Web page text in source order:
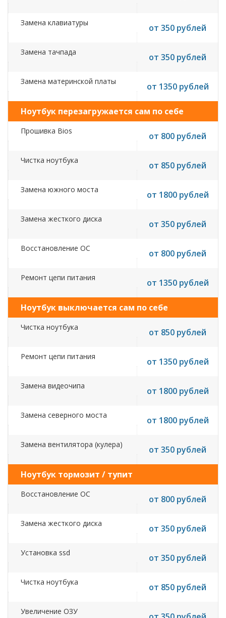
Замена клавиатуры от 350 рублей
Замена тачпада от 350 рублей
Замена материнской платы от 1350 рублей
Ноутбук перезагружается сам по себе
Прошивка Bios от 800 рублей
Чистка ноутбука от 850 рублей
Замена южного моста от 1800 рублей
Замена жесткого диска от 350 рублей
Восстановление ОС от 800 рублей
Ремонт цепи питания от 1350 рублей
Ноутбук выключается сам по себе
Чистка ноутбука от 850 рублей
Ремонт цепи питания от 1350 рублей
Замена видеочипа от 1800 рублей
Замена северного моста от 1800 рублей
Замена вентилятора (кулера) от 350 рублей
Ноутбук тормозит / тупит
Восстановление ОС от 800 рублей
Замена жесткого диска от 350 рублей
Установка ssd от 350 рублей
Чистка ноутбука от 850 рублей
Увеличение ОЗУ